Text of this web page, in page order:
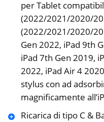
per Tablet
(2022/2021/2020/
(2022/2021/2020/
Gen 2022, iPad 9th
iPad 7th Gen 2019,
2022, iPad Air 4
stylus con ad
magnificamente
Ricarica di tipo C &